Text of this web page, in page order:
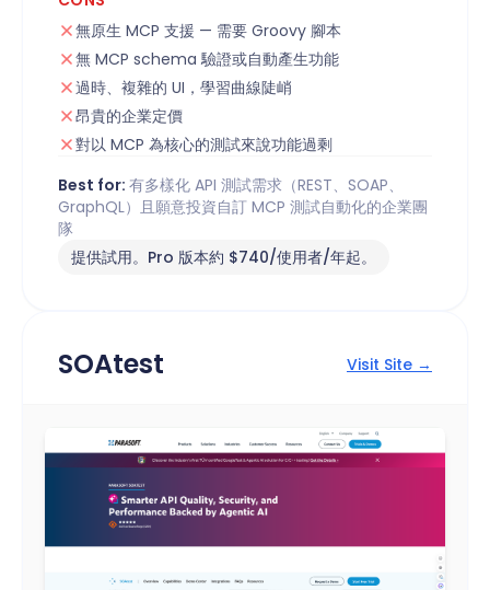
無原生 MCP 支援 — 需要 Groovy 腳本
無 MCP schema 驗證或自動產生功能
過時、複雜的 UI，學習曲線陡峭
昂貴的企業定價
對以 MCP 為核心的測試來說功能過剩
Best for: 有多樣化 API 測試需求（REST、SOAP、
GraphQL）且願意投資自訂 MCP 測試自動化的企業團
隊
提供試用。Pro 版本約 $740/使用者/年起。
SOAtest Visit Site →